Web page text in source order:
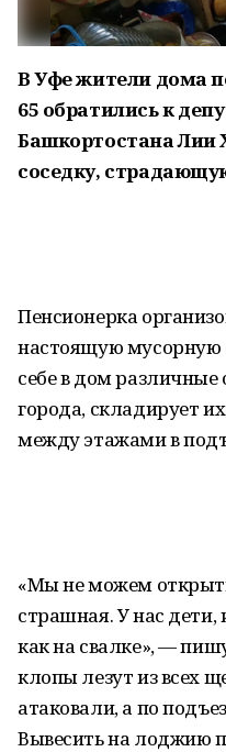
В Уфе жители дома
65 обратились к
Башкортостана Лии
соседку,
Пенсионерка
настоящую
себе в дом различные
города, складирует
между этажами в
«Мы не можем
страшная. У нас
как на свалке», —
клопы лезут из всех
атаковали, а по
Вывесить на лоджию